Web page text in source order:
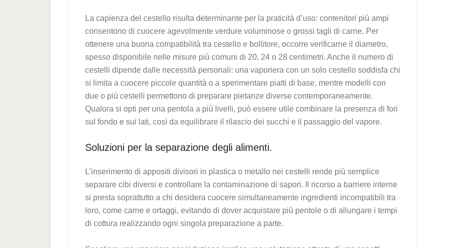
La capienza del cestello risulta determinante per la praticità d’uso: contenitori più ampi
consentono di cuocere agevolmente verdure voluminose o grossi tagli di carne. Per
ottenere una buona compatibilità tra cestello e bollitore, occorre verificarne il diametro,
spesso disponibile nelle misure più comuni di 20, 24 o 28 centimetri. Anche il numero di
cestelli dipende dalle necessità personali: una vaporiera con un solo cestello soddisfa chi
si limita a cuocere piccole quantità o a sperimentare piatti di base, mentre modelli con
due o più cestelli permettono di preparare pietanze diverse contemporaneamente.
Qualora si opti per una pentola a più livelli, può essere utile combinare la presenza di fori
sul fondo e sui lati, così da equilibrare il rilascio dei succhi e il passaggio del vapore.
Soluzioni per la separazione degli alimenti.
L’inserimento di appositi divisori in plastica o metallo nei cestelli rende più semplice
separare cibi diversi e controllare la contaminazione di sapori. Il ricorso a barriere interne
si presta soprattutto a chi desidera cuocere simultaneamente ingredienti incompatibili tra
loro, come carne e ortaggi, evitando di dover acquistare più pentole o di allungare i tempi
di cottura realizzando ogni singola preparazione a parte.